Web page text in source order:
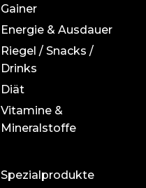
Gainer
Energie & Ausdauer
Riegel / Snacks /
Drinks
Diät
Vitamine &
Mineralstoffe
Spezialprodukte